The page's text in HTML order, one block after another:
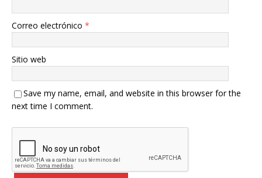
Correo electrónico *
Sitio web
Save my name, email, and website in this browser for the
next time I comment.